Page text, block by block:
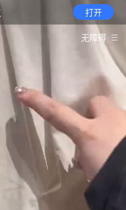
打开
无障碍